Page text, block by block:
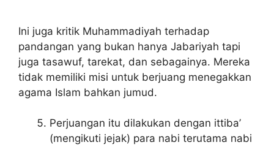
Ini juga kritik Muhammadiyah terhadap
pandangan yang bukan hanya Jabariyah tapi
juga tasawuf, tarekat, dan sebagainya. Mereka
tidak memiliki misi untuk berjuang menegakkan
agama Islam bahkan jumud.
Perjuangan itu dilakukan dengan ittiba’
(mengikuti jejak) para nabi terutama nabi